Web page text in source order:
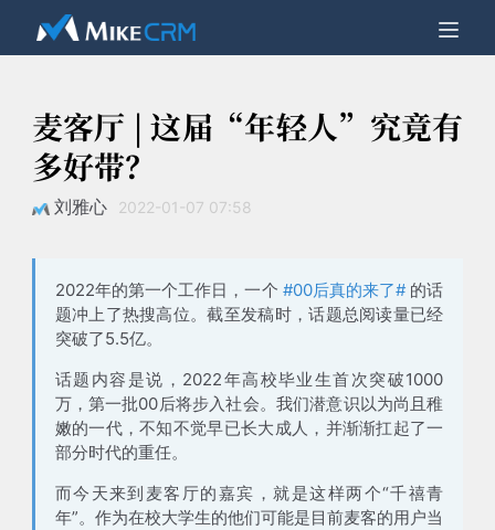
麦客厅 | 这届“年轻人”究竟有
多好带？
刘雅心 2022-01-07 07:58
2022年的第一个工作日，一个 #00后真的来了# 的话
题冲上了热搜高位。截至发稿时，话题总阅读量已经
突破了5.5亿。
话题内容是说， 2022年高校毕业生首次突破1000
万，第一批00后将步入社会。我们潜意识以为尚且稚
嫩的一代，不知不觉早已长大成人，并渐渐扛起了一
部分时代的重任。
而今天来到麦客厅的嘉宾，就是这样两个“千禧青
年”。作为在校大学生的他们可能是目前麦客的用户当